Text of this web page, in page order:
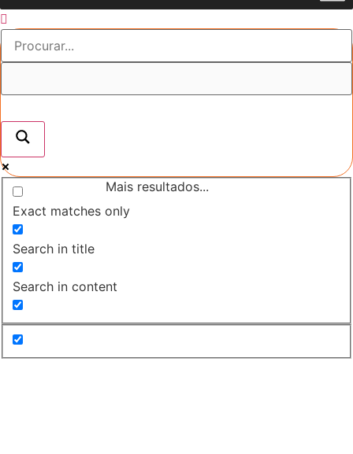
Mais resultados...
Exact matches only
Search in title
Search in content